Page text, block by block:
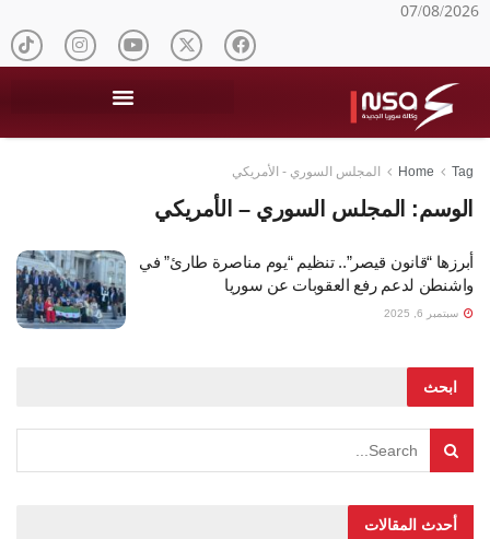
07/08/2026
Home Tag المجلس السوري - الأمريكي
الوسم: المجلس السوري – الأمريكي
أبرزها “قانون قيصر”.. تنظيم “يوم مناصرة طارئ” في
واشنطن لدعم رفع العقوبات عن سوريا
سبتمبر 6, 2025
ابحث
أحدث المقالات